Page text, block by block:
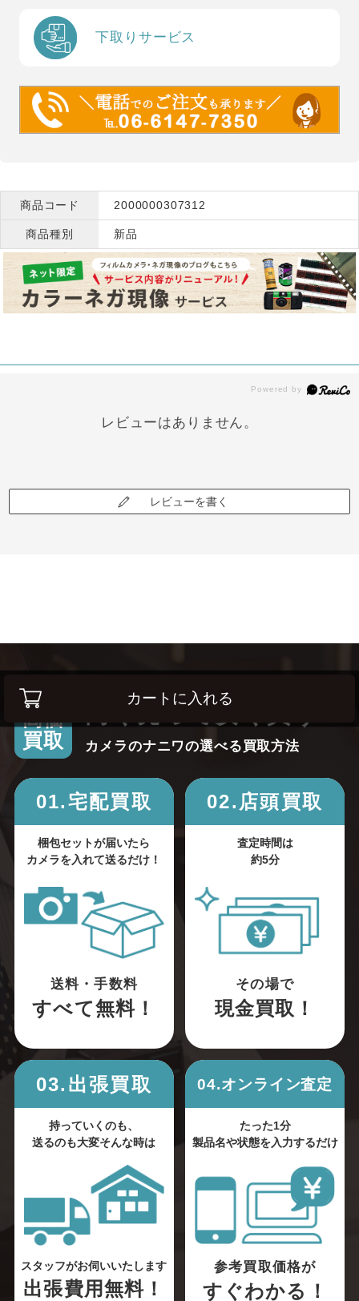
下取りサービス
カートに入れる
商品コード 2000000307312
商品種別 新品
レビューはありません。
レビューを書く
高価
買取
高く売って安く買う！
カメラのナニワの選べる買取方法
01.宅配買取
梱包セットが届いたら
カメラを入れて送るだけ！
送料・手数料
すべて無料！
02.店頭買取
査定時間は
約5分
その場で
現金買取！
03.出張買取
持っていくのも、
送るのも大変そんな時は
スタッフがお伺いいたします
出張費用無料！
04.オンライン査定
たった1分
製品名や状態を入力するだけ
参考買取価格が
すぐわかる！